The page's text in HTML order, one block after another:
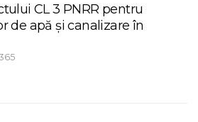
CL 3 PNRR pentru
de apă și canalizare în